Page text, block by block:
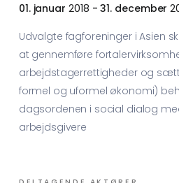
01. januar 2018 - 31. december
Udvalgte fagforeninger i Asien
at gennemføre
arbejdstagerrettigheder og
formel og uformel økonomi)
dagsordenen i social dialog
arbejdsgivere